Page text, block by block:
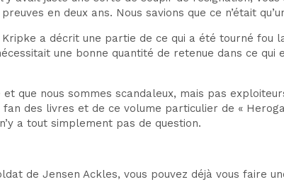
en deux ans. Nous savions que ce n’était
a décrit une partie de ce qui a été tourné fou
une bonne quantité de retenue dans ce qui
que nous sommes scandaleux, mais pas
des livres et de ce volume particulier de «
a tout simplement pas de question.
de Jensen Ackles, vous pouvez déjà vous faire